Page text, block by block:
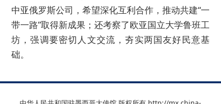
中亚俄罗斯公司，希望深化互利合作，推动共建“一
带一路”取得新成果；还考察了欧亚国立大学鲁班工
坊，强调要密切人文交流，夯实两国友好民意基
础。